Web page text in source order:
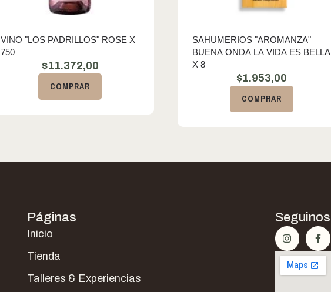
VINO "LOS PADRILLOS" ROSE X
750
$11.372,00
COMPRAR
SAHUMERIOS "AROMANZA"
BUENA ONDA LA VIDA ES BELLA
X 8
$1.953,00
COMPRAR
Páginas
Inicio
Tienda
Talleres & Experiencias
Seguinos